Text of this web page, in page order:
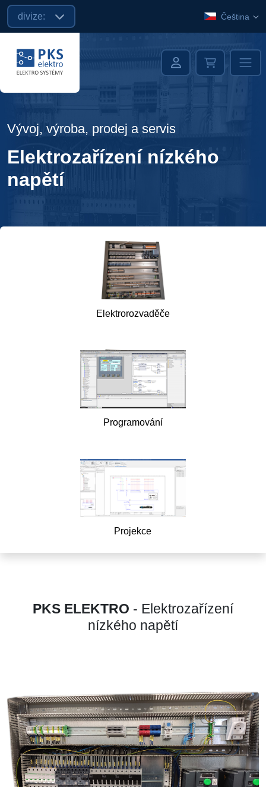
divize: Čeština
Vývoj, výroba, prodej a servis
Elektrozařízení nízkého
napětí
Elektrorozvaděče
Programování
Projekce
PKS ELEKTRO - Elektrozařízení
nízkého napětí